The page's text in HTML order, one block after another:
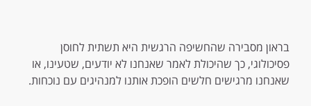
בראון מסבירה שהחשיפה הרגשית היא תשתית לחוסן
פסיכולוגי, כך שהיכולת לאמר שאנחנו לא יודעים, שטעינו, או
שאנחנו מרגישים חלשים הופכת אותנו למנהיגים עם נוכחות.